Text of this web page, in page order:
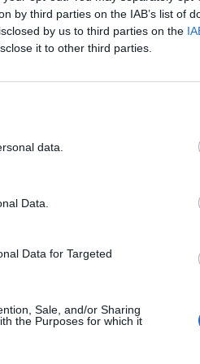
by third parties on the IAB’s list of
by us to third parties on the
it to other third parties.
data.
Data.
Data for Targeted
Sale, and/or Sharing
the Purposes for which it
w Google
między innymi z seriali „Plebania”,
czy „Testosteron”. W ostatnim